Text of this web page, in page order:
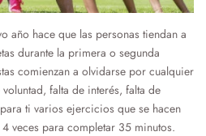
año hace que las personas tiendan a
durante la primera o segunda
comienzan a olvidarse por cualquier
falta de interés, falta de
ti varios ejercicios que se hacen
veces para completar 35 minutos.